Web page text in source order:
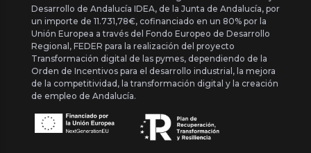
Desarrollo de Andalucía IDEA, de la Junta de Andalucía, por
un importe de 11.731,78€, cofinanciado en un 80% por la
Unión Europea a través del Fondo Europeo de Desarrollo
Regional, FEDER para la realización del proyecto
Transformación digital de las pymes, dependiendo de la
Orden de Incentivos para el desarrollo industrial, la mejora
de la competitividad, la transformación digital y la creación
de empleo de Andalucía.